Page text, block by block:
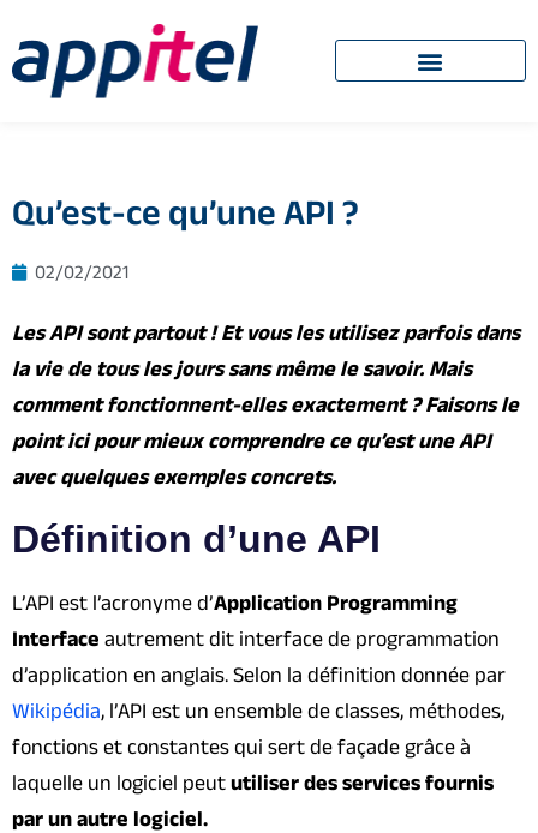
Qu’est-ce qu’une API ?
02/02/2021
Les API sont partout ! Et vous les utilisez parfois dans
la vie de tous les jours sans même le savoir. Mais
comment fonctionnent-elles exactement ? Faisons le
point ici pour mieux comprendre ce qu’est une API
avec quelques exemples concrets.
Définition d’une API
L’API est l’acronyme d’Application Programming
Interface autrement dit interface de programmation
d’application en anglais. Selon la définition donnée par
Wikipédia, l’API est un ensemble de classes, méthodes,
fonctions et constantes qui sert de façade grâce à
laquelle un logiciel peut utiliser des services fournis
par un autre logiciel.